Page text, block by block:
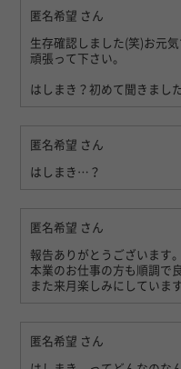
匿名希望 さん
生存確認しました(笑)お元
頑張って下さい。
はしまき？初めて聞きまし
匿名希望 さん
はしまき…？
匿名希望 さん
報告ありがとうございます。
本業のお仕事の方も順調で
また来月楽しみにしていま
匿名希望 さん